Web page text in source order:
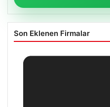
Son Eklenen Firmalar